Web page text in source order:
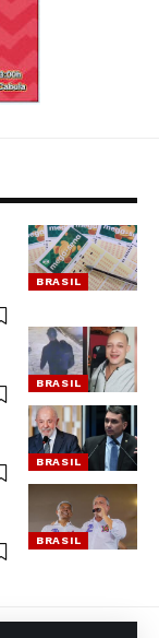
BRASIL
BRASIL
BRASIL
BRASIL